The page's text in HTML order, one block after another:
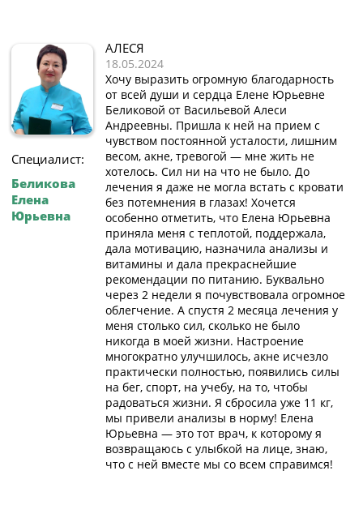
Специалист:
Беликова
Елена
Юрьевна
АЛЕСЯ
18.05.2024
Хочу выразить огромную благодарность
от всей души и сердца Елене Юрьевне
Беликовой от Васильевой Алеси
Андреевны. Пришла к ней на прием с
чувством постоянной усталости, лишним
весом, акне, тревогой — мне жить не
хотелось. Сил ни на что не было. До
лечения я даже не могла встать с кровати
без потемнения в глазах! Хочется
особенно отметить, что Елена Юрьевна
приняла меня с теплотой, поддержала,
дала мотивацию, назначила анализы и
витамины и дала прекраснейшие
рекомендации по питанию. Буквально
через 2 недели я почувствовала огромное
облегчение. А спустя 2 месяца лечения у
меня столько сил, сколько не было
никогда в моей жизни. Настроение
многократно улучшилось, акне исчезло
практически полностью, появились силы
на бег, спорт, на учебу, на то, чтобы
радоваться жизни. Я сбросила уже 11 кг,
мы привели анализы в норму! Елена
Юрьевна — это тот врач, к которому я
возвращаюсь с улыбкой на лице, знаю,
что с ней вместе мы со всем справимся!